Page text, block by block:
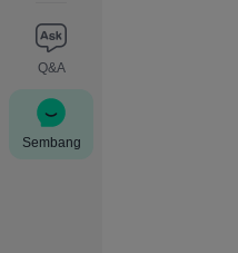
Q&A
Sembang